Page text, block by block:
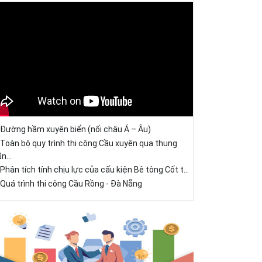
Đường hầm xuyên biển (nối châu Á – Âu)
Toàn bộ quy trình thi công Cầu xuyên qua thung
Phân tích tính chịu lực của cấu kiện Bê tông Cốt t...
Quá trình thi công Cầu Rồng - Đà Nẵng